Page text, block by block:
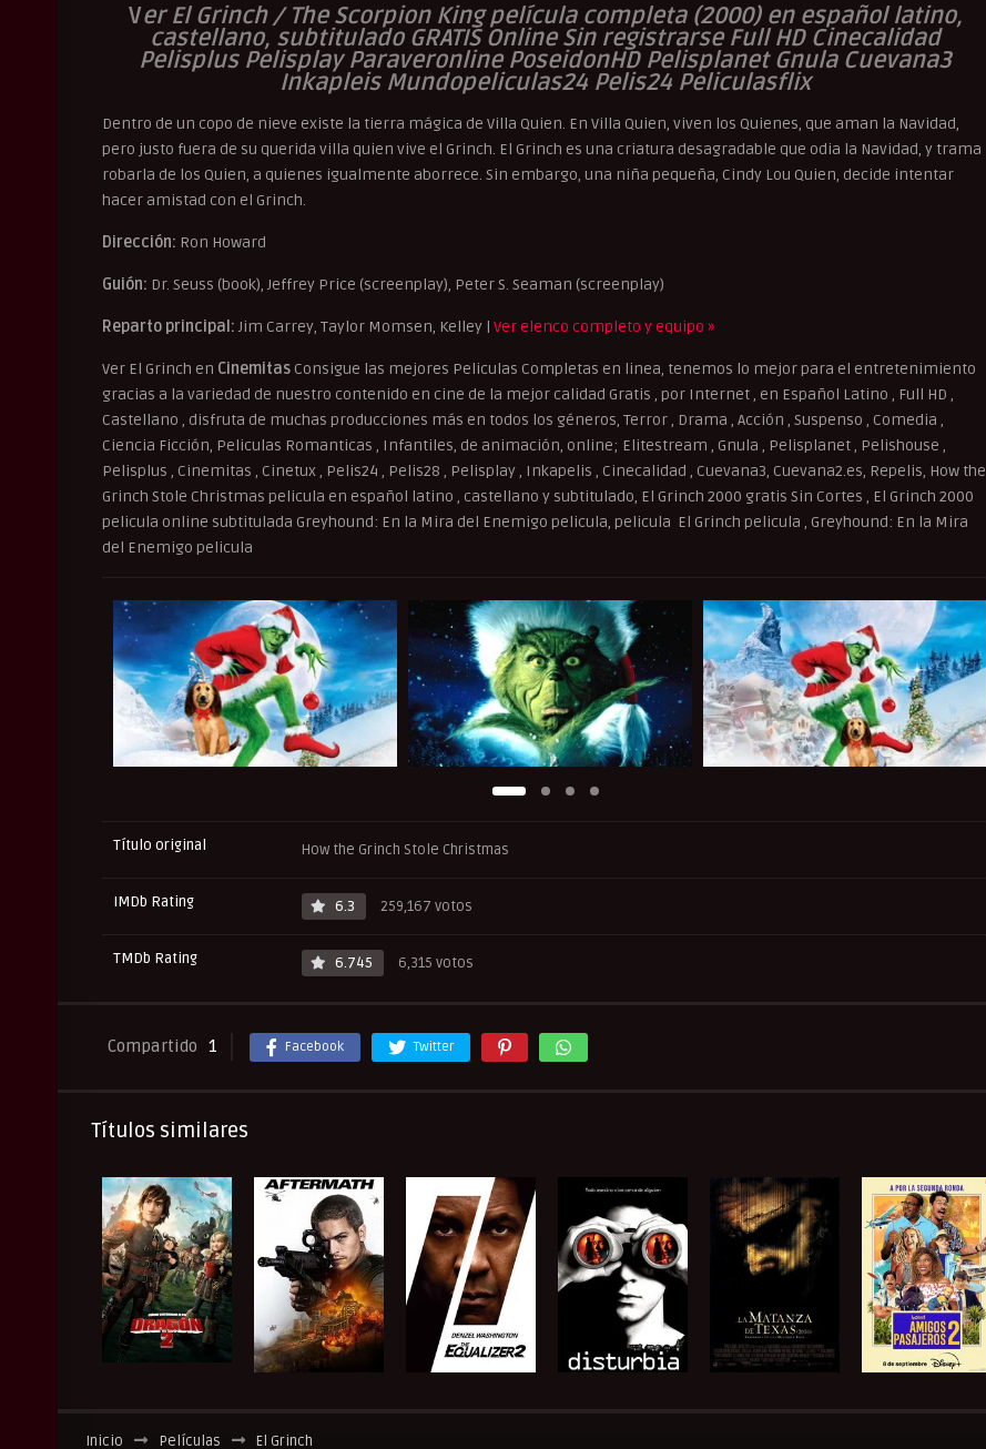
Ver El Grinch / The Scorpion King película completa (2000) en español latino,
castellano, subtitulado GRATIS Online Sin registrarse Full HD Cinecalidad
Pelisplus Pelisplay Paraveronline PoseidonHD Pelisplanet Gnula Cuevana3
Inkapleis Mundopeliculas24 Pelis24 Peliculasflix
Dentro de un copo de nieve existe la tierra mágica de Villa Quien. En Villa Quien, viven los Quienes, que aman la Navidad,
pero justo fuera de su querida villa quien vive el Grinch. El Grinch es una criatura desagradable que odia la Navidad, y trama
robarla de los Quien, a quienes igualmente aborrece. Sin embargo, una niña pequeña, Cindy Lou Quien, decide intentar
hacer amistad con el Grinch.
Dirección: Ron Howard
Guión: Dr. Seuss (book), Jeffrey Price (screenplay), Peter S. Seaman (screenplay)
Reparto principal: Jim Carrey, Taylor Momsen, Kelley | Ver elenco completo y equipo »
Ver El Grinch en Cinemitas Consigue las mejores Peliculas Completas en linea, tenemos lo mejor para el entretenimiento
gracias a la variedad de nuestro contenido en cine de la mejor calidad Gratis , por Internet , en Español Latino , Full HD ,
Castellano , disfruta de muchas producciones más en todos los géneros, Terror , Drama , Acción , Suspenso , Comedia ,
Ciencia Ficción, Peliculas Romanticas , Infantiles, de animación, online; Elitestream , Gnula , Pelisplanet , Pelishouse ,
Pelisplus , Cinemitas , Cinetux , Pelis24 , Pelis28 , Pelisplay , Inkapelis , Cinecalidad , Cuevana3, Cuevana2.es, Repelis, How the
Grinch Stole Christmas pelicula en español latino , castellano y subtitulado, El Grinch 2000 gratis Sin Cortes , El Grinch 2000
pelicula online subtitulada Greyhound: En la Mira del Enemigo pelicula, pelicula El Grinch pelicula , Greyhound: En la Mira
del Enemigo pelicula
Título original How the Grinch Stole Christmas
IMDb Rating 6.3 259,167 votos
TMDb Rating 6.745 6,315 votos
Compartido 1 Facebook Twitter
Títulos similares
Inicio Películas El Grinch